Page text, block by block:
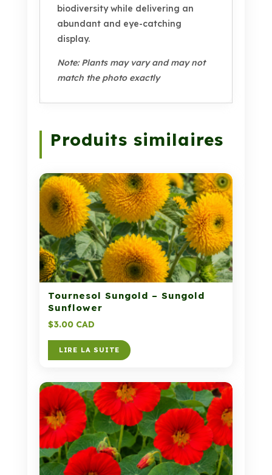
biodiversity while delivering an
abundant and eye-catching
display.
Note: Plants may vary and may not
match the photo exactly
Produits similaires
Tournesol Sungold – Sungold
Sunflower
$3.00 CAD
LIRE LA SUITE